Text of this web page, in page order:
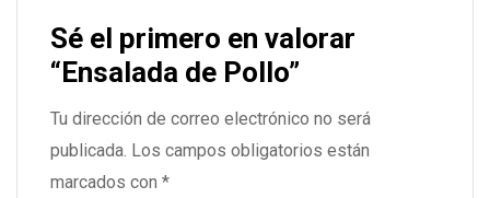
Sé el primero en valorar
“Ensalada de Pollo”
Tu dirección de correo electrónico no será
publicada. Los campos obligatorios están
marcados con *